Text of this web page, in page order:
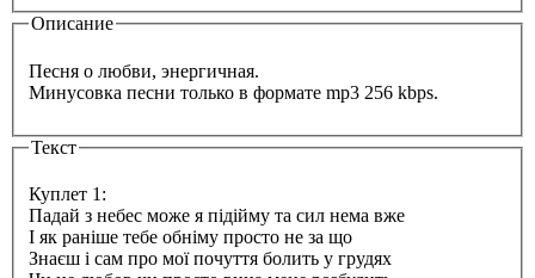
Описание
Песня о любви, энергичная.
Минусовка песни только в формате mp3 256 kbps.
Текст
Куплет 1:
Падай з небес може я підійму та сил нема вже
І як раніше тебе обніму просто не за що
Знаєш і сам про мої почуття болить у грудях